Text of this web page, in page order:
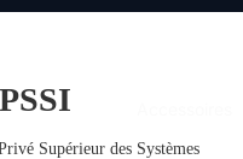
Supérieur des Systèmes